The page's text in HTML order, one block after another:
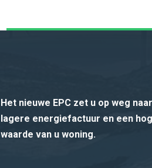
Het nieuwe EPC zet u op weg
lagere energiefactuur en een
waarde van u woning.